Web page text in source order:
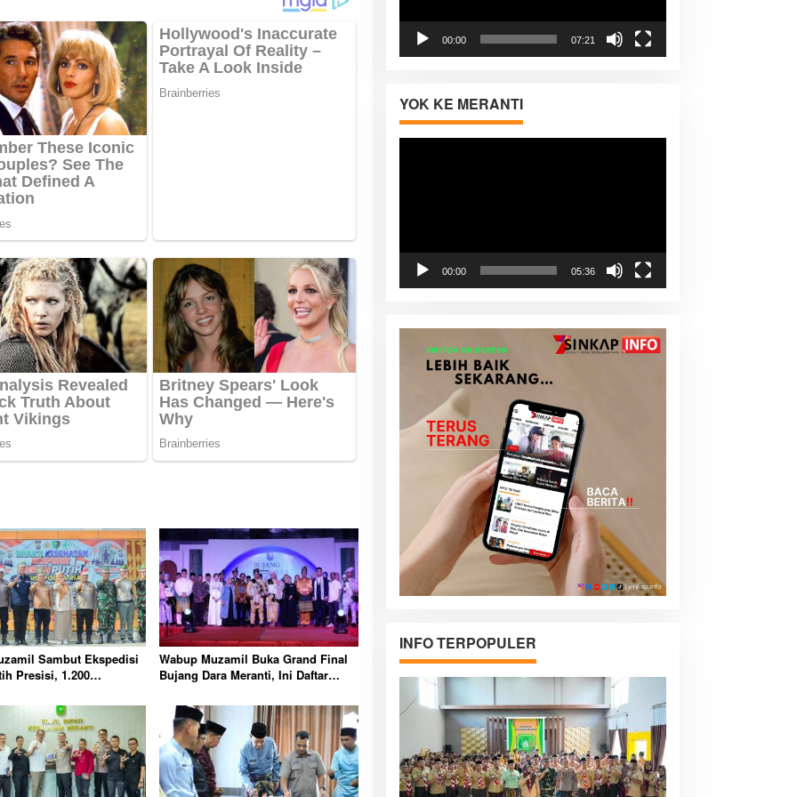
Sambut Ekspedisi
Presisi, 1.200
Wabup Muzamil Buka Grand Final
Bujang Dara Meranti, Ini Daftar
00:00 07:21
YOK KE MERANTI
00:00 05:36
INFO TERPOPULER